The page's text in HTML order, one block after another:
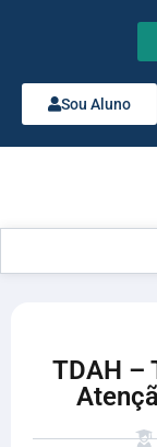
Sou Aluno
TDAH –